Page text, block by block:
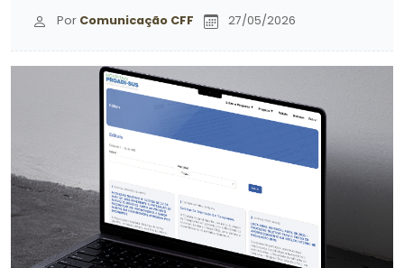
Por Comunicação CFF 27/05/2026